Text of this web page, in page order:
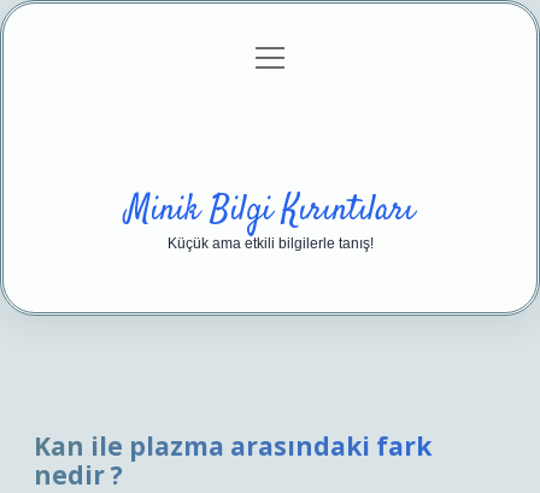
Gizlilik Politikası
menüyü
Minik Bilgi Kırıntıları
Küçük ama etkili bilgilerle tanış!
Kan ile plazma arasındaki fark
nedir ?